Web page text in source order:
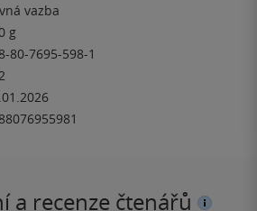
vazba
g
80-7695-598-1
a recenze čtenářů